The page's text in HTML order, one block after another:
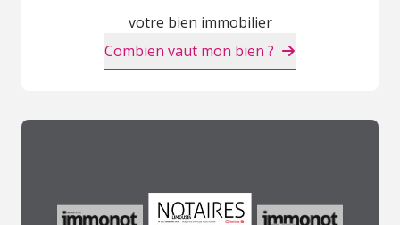
votre bien immobilier
Combien vaut mon bien ?